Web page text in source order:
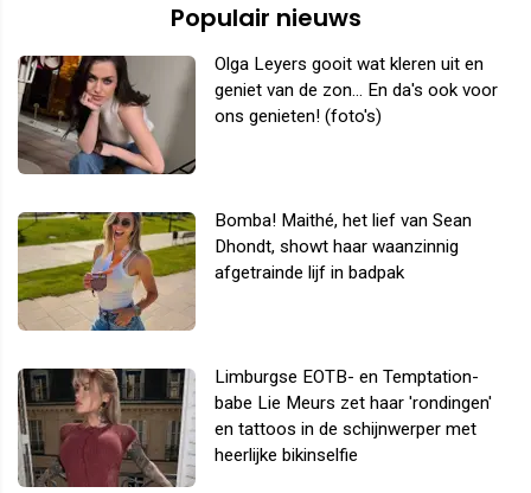
Populair nieuws
Olga Leyers gooit wat kleren uit en
geniet van de zon... En da's ook voor
ons genieten! (foto's)
Bomba! Maithé, het lief van Sean
Dhondt, showt haar waanzinnig
afgetrainde lijf in badpak
Limburgse EOTB- en Temptation-
babe Lie Meurs zet haar 'rondingen'
en tattoos in de schijnwerper met
heerlijke bikinselfie